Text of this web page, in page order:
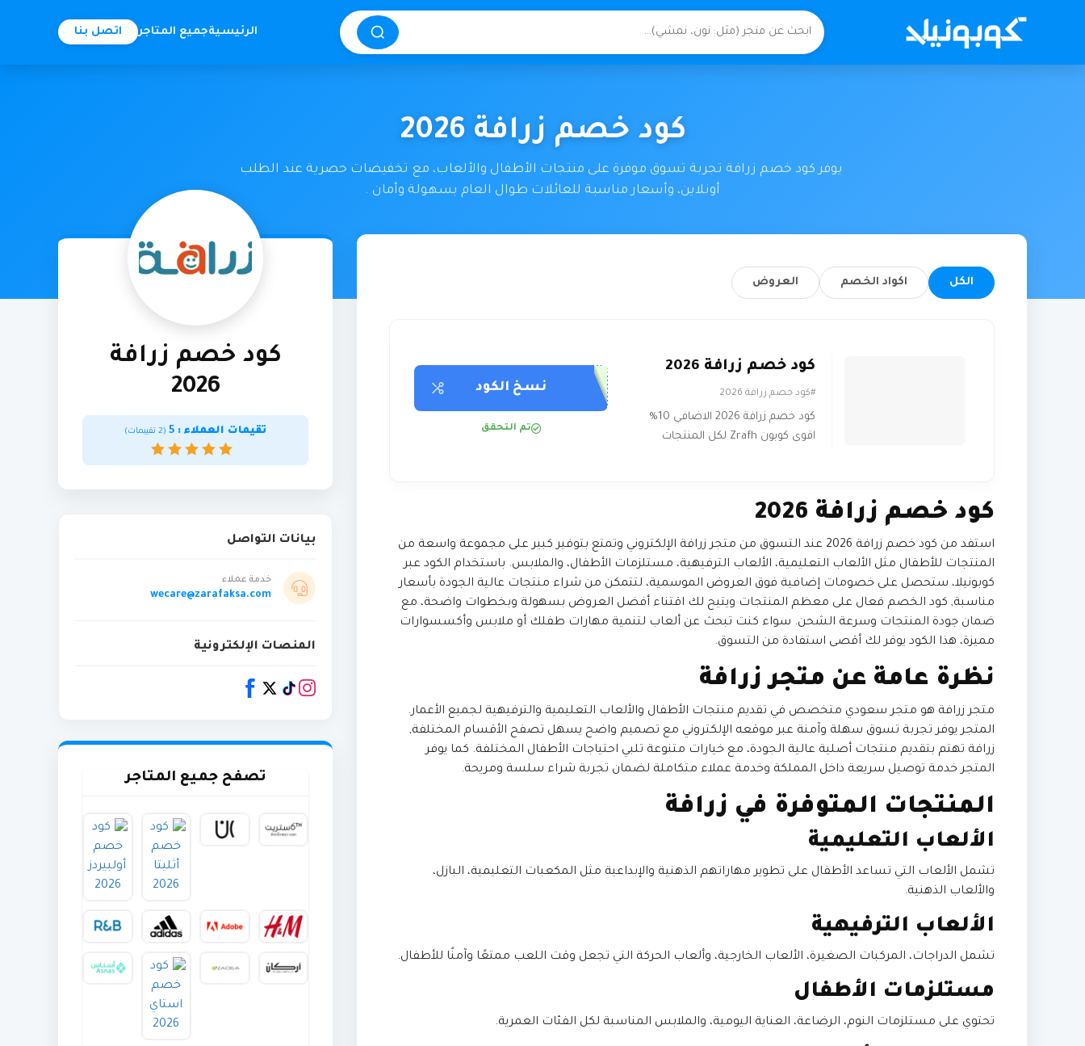
الرئيسيةجميع المتاجر اتصل بنا
كود خصم زرافة 2026
يوفر كود خصم زرافة تجربة تسوق موفرة على منتجات الأطفال والألعاب، مع تخفيضات حصرية عند الطلب
أونلاين، وأسعار مناسبة للعائلات طوال العام بسهولة وأمان .
الكل اكواد الخصم العروض
كود خصم زرافة 2026
#كود خصم زرافة 2026
كود خصم زرافة 2026 الاضافي 10%
اقوى كوبون Zrafh لكل المنتجات
نسخ الكود
تم التحقق
كود خصم زرافة 2026
استفد من كود خصم زرافة 2026 عند التسوق من متجر زرافة الإلكتروني وتمتع بتوفير كبير على مجموعة واسعة من
المنتجات للأطفال مثل الألعاب التعليمية، الألعاب الترفيهية، مستلزمات الأطفال، والملابس. باستخدام الكود عبر
كوبونيلا، ستحصل على خصومات إضافية فوق العروض الموسمية، لتتمكن من شراء منتجات عالية الجودة بأسعار
مناسبة, كود الخصم فعال على معظم المنتجات ويتيح لك اقتناء أفضل العروض بسهولة وبخطوات واضحة، مع
ضمان جودة المنتجات وسرعة الشحن. سواء كنت تبحث عن ألعاب لتنمية مهارات طفلك أو ملابس وأكسسوارات
مميزة، هذا الكود يوفر لك أقصى استفادة من التسوق.
نظرة عامة عن متجر زرافة
متجر زرافة هو متجر سعودي متخصص في تقديم منتجات الأطفال والألعاب التعليمية والترفيهية لجميع الأعمار.
المتجر يوفر تجربة تسوق سهلة وآمنة عبر موقعه الإلكتروني مع تصميم واضح يسهل تصفح الأقسام المختلفة,
زرافة تهتم بتقديم منتجات أصلية عالية الجودة، مع خيارات متنوعة تلبي احتياجات الأطفال المختلفة. كما يوفر
المتجر خدمة توصيل سريعة داخل المملكة وخدمة عملاء متكاملة لضمان تجربة شراء سلسة ومريحة.
المنتجات المتوفرة في زرافة
الألعاب التعليمية
تشمل الألعاب التي تساعد الأطفال على تطوير مهاراتهم الذهنية والإبداعية مثل المكعبات التعليمية، البازل،
والألعاب الذهنية.
الألعاب الترفيهية
تشمل الدراجات، المركبات الصغيرة، الألعاب الخارجية، وألعاب الحركة التي تجعل وقت اللعب ممتعًا وآمنًا للأطفال.
مستلزمات الأطفال
تحتوي على مستلزمات النوم، الرضاعة، العناية اليومية، والملابس المناسبة لكل الفئات العمرية.
كود خصم زرافة
2026
تقيمات العملاء : 5
(
2 تقييمات)
بيانات التواصل
خدمة عملاء
wecare@zarafaksa.com
المنصات الإلكترونية
تصفح جميع المتاجر